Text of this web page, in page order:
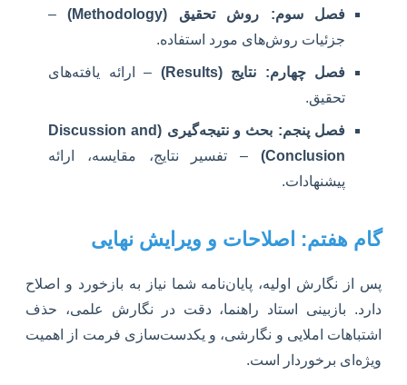
فصل سوم: روش تحقیق (Methodology)
–
جزئیات روش‌های مورد استفاده.
فصل چهارم: نتایج (Results)
– ارائه یافته‌های
تحقیق.
فصل پنجم: بحث و نتیجه‌گیری (Discussion and
Conclusion)
– تفسیر نتایج، مقایسه، ارائه
پیشنهادات.
گام هفتم: اصلاحات و ویرایش نهایی
پس از نگارش اولیه، پایان‌نامه شما نیاز به بازخورد و اصلاح
دارد. بازبینی استاد راهنما، دقت در نگارش علمی، حذف
اشتباهات املایی و نگارشی، و یکدست‌سازی فرمت از اهمیت
ویژه‌ای برخوردار است.